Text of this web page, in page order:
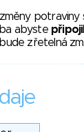
potraviny
abyste
zřetelná